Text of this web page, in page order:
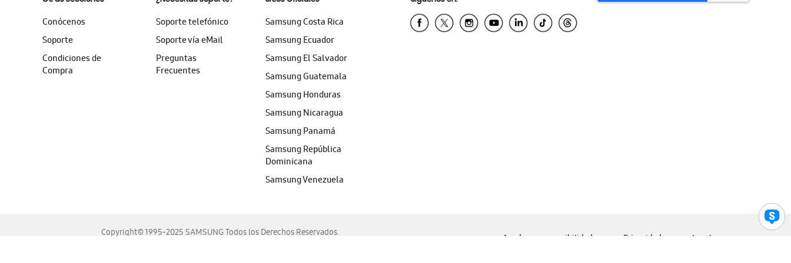
Conócenos
Soporte
Condiciones de
Compra
Soporte telefónico
Soporte vía eMail
Preguntas
Frecuentes
Samsung Costa Rica
Samsung Ecuador
Samsung El Salvador
Samsung Guatemala
Samsung Honduras
Samsung Nicaragua
Samsung Panamá
Samsung República
Dominicana
Samsung Venezuela
Copyright© 1995-2025 SAMSUNG Todos los Derechos Reservados.
Ayuda para accesibilidad Privacidad Legal